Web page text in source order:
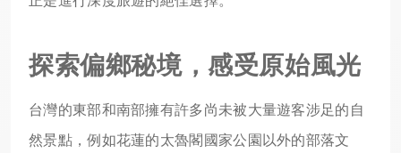
探索偏鄉秘境，感受原始風光
台灣的東部和南部擁有許多尚未被大量遊客涉足的自
然景點，例如花蓮的太魯閣國家公園以外的部落文